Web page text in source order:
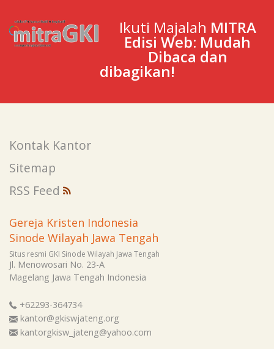
Ikuti Majalah MITRA
Edisi Web: Mudah
Dibaca dan
dibagikan!
Kontak Kantor
Sitemap
RSS Feed
Gereja Kristen Indonesia
Sinode Wilayah Jawa Tengah
Situs resmi GKI Sinode Wilayah Jawa Tengah
Jl. Menowosari No. 23-A
Magelang Jawa Tengah Indonesia
+62293-364734
kantor@gkiswjateng.org
kantorgkisw_jateng@yahoo.com